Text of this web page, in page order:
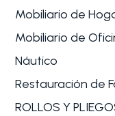
Mobiliario de
Mobiliario de
Náutico
Restauración de
ROLLOS Y